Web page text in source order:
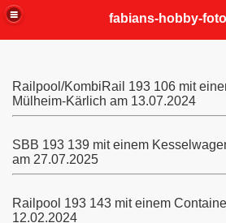
Railpool/KombiRail 193 106 mit
Mülheim-Kärlich am 13.07.2024
SBB 193 139 mit einem
am 27.07.2025
Railpool 193 143 mit einem
12.02.2024